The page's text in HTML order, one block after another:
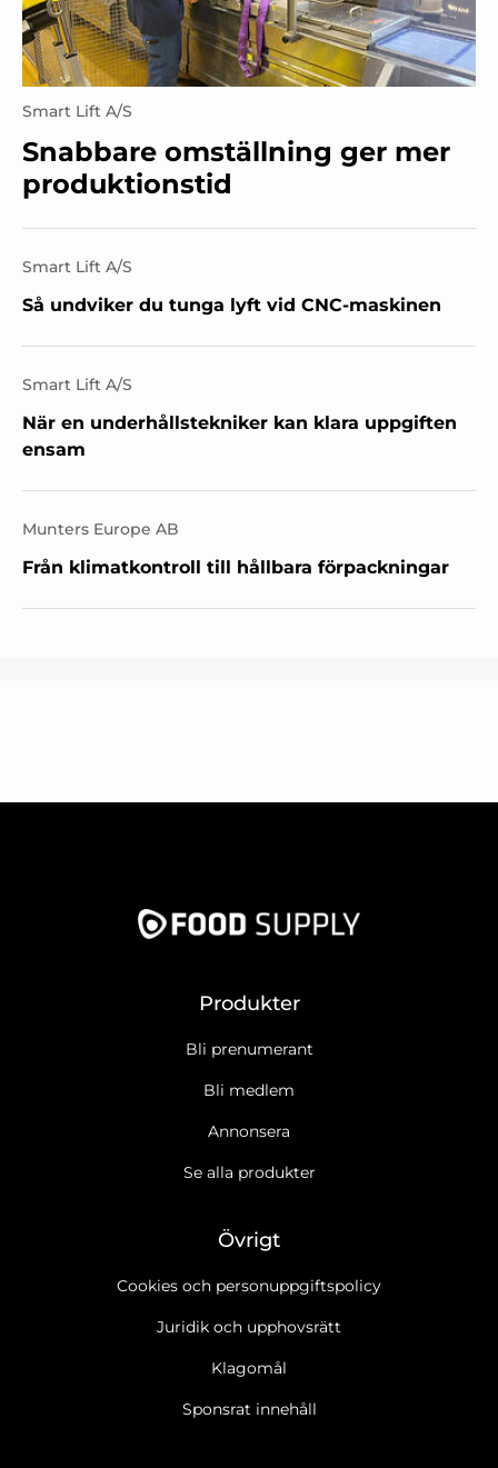
Smart Lift A/S
Snabbare omställning ger mer
produktionstid
Smart Lift A/S
Så undviker du tunga lyft vid CNC-maskinen
Smart Lift A/S
När en underhållstekniker kan klara uppgiften
ensam
Munters Europe AB
Från klimatkontroll till hållbara förpackningar
Produkter
Bli prenumerant
Bli medlem
Annonsera
Se alla produkter
Övrigt
Cookies och personuppgiftspolicy
Juridik och upphovsrätt
Klagomål
Sponsrat innehåll